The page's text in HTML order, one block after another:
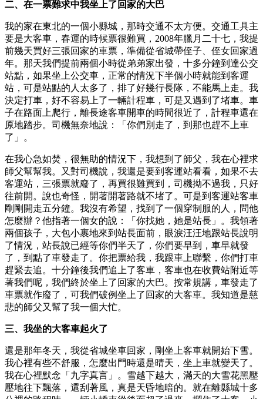
二、在一票難求中我坐上了回家的大巴
我的家在東北的一個小縣城，那時交通不太方便。交通工具主
要是大客車，春運的時候票很難買，2008年臘月二十七，我提
前幾天買好三張回家的車票，準備從省城帶侄子、侄女回家過
年。那天我們提前兩個小時從弟弟家出發，十多分鐘到達公交
站點，如果坐上公交車，正常的情況下半個小時就能到客運
站，可是站點的人太多了，排了好幾行長隊，不能馬上走。我
決定打車，好不容易上了一輛計程車，可是又遇到了堵車。車
子在路面上爬行，離長途客車開車的時間很近了，計程車還在
原地踏步。司機無奈地說：「你們別走了，到那也趕不上車
了」。
在我心急如焚，很無助的情況下，我想到了師父，我在心裡求
師父幫幫我。又對司機說，我還是要到客運站看看，如果不去
客運站，三張票就廢了，再買很難買到，司機拗不過我，只好
往前開。說也奇怪，開著開著路就不堵了。可是到客運站客車
剛剛開走五分鐘。我沒有希望，找到了一個穿制服的人，問他
怎麼辦？他指著一個女的說：「你找她，她是站長」。我領著
兩個孩子，大包小裹地來到站長面前，眼淚汪汪地跟站長說明
了情況，站長說已經等你們半天了，你們要早到，車早就發
了，到點了車發走了。你把票給我，我跟車上聯繫，你們打車
趕緊去追。十分鐘後我們追上了客車，客車也在收費站附近等
著我們呢，我們終於坐上了回家的大巴。按常規講，車發走了
車票就作廢了，可我們破例坐上了回家的大客車。我知道是慈
悲的師父又幫了我一個大忙。
三、我坐的大客車起火了
還是那年冬天，我從省城坐車回家，剛坐上客車就開始下雪。
我心裡有些不舒服，怎麼出門時還是晴天，坐上車就變天了。
我在心裡默念「九字真言」。雪越下越大，滿天的大雪花黑壓
壓地往下飄落，還刮著風，真是天昏地暗的。就在離縣城十多